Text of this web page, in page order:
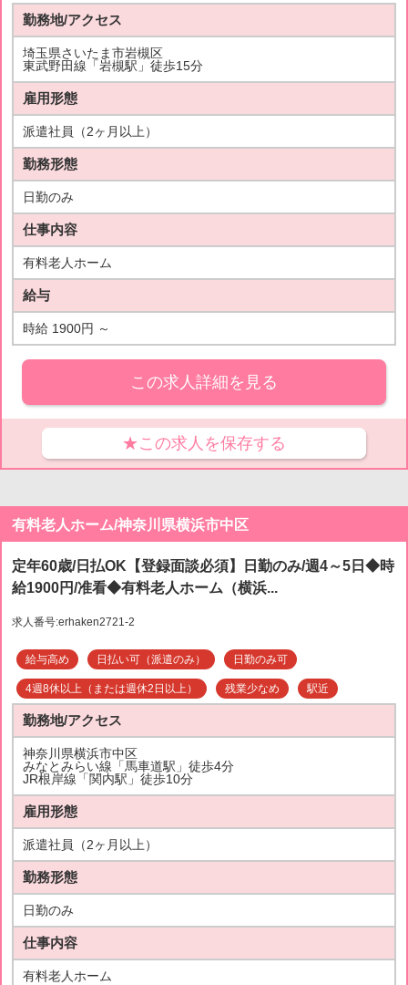
勤務地/アクセス
埼玉県さいたま市岩槻区
東武野田線「岩槻駅」徒歩15分
雇用形態
派遣社員（2ヶ月以上）
勤務形態
日勤のみ
仕事内容
有料老人ホーム
給与
時給 1900円 ～
この求人詳細を見る
★この求人を保存する
有料老人ホーム/神奈川県横浜市中区
定年60歳/日払OK【登録面談必須】日勤のみ/週4～5日◆時
給1900円/准看◆有料老人ホーム（横浜...
求人番号:erhaken2721-2
給与高め 日払い可（派遣のみ） 日勤のみ可
4週8休以上（または週休2日以上） 残業少なめ 駅近
勤務地/アクセス
神奈川県横浜市中区
みなとみらい線「馬車道駅」徒歩4分
JR根岸線「関内駅」徒歩10分
雇用形態
派遣社員（2ヶ月以上）
勤務形態
日勤のみ
仕事内容
有料老人ホーム